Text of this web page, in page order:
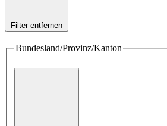
Filter entfernen
Bundesland/Provinz/Kanton